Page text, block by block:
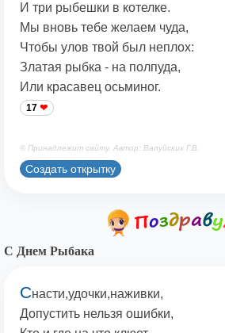
И три рыбешки в котелке.
Мы вновь тебе желаем чуда,
Чтобы улов твой был неплох:
Златая рыбка - на полпуда,
Или красавец осьминог.
17
© Принадлежит сайту. Автор: Валуйских Г.В.
Создать открытку
С Днем Рыбака
Снасти,удочки,наживки,
Допустить нельзя ошибки,